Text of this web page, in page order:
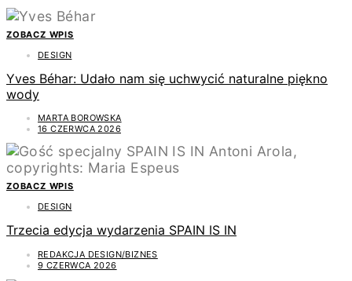
ZOBACZ WPIS
DESIGN
Yves Béhar: Udało nam się uchwycić naturalne piękno
wody
MARTA BOROWSKA
16 CZERWCA 2026
ZOBACZ WPIS
DESIGN
Trzecia edycja wydarzenia SPAIN IS IN
REDAKCJA DESIGN/BIZNES
9 CZERWCA 2026